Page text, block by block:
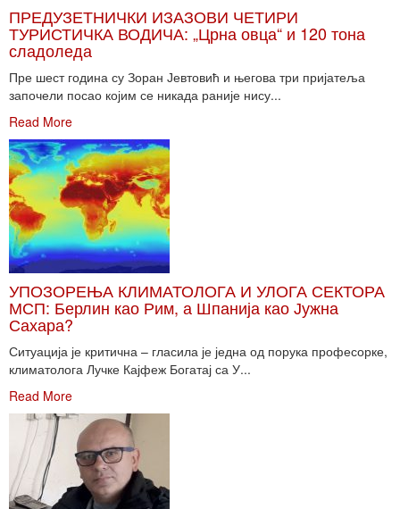
ПРЕДУЗЕТНИЧКИ ИЗАЗОВИ ЧЕТИРИ
ТУРИСТИЧКА ВОДИЧА: „Црна овца“ и 120 тона
сладоледа
Пре шест година су Зоран Јевтовић и његова три пријатеља
започели посао којим се никада раније нису...
Read More
УПОЗОРЕЊА КЛИМАТОЛОГА И УЛОГА СЕКТОРА
МСП: Берлин као Рим, а Шпанија као Јужна
Сахара?
Ситуација је критична – гласила је једна од порука професорке,
климатолога Лучке Кајфеж Богатај са У...
Read More